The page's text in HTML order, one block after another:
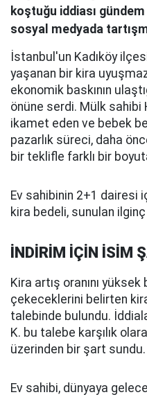
koştuğu iddiası
sosyal medyada
İstanbul'un Kadıköy
yaşanan bir kira
ekonomik baskının
önüne serdi. Mülk sahibi
ikamet eden ve bebek
pazarlık süreci, daha
bir teklifle farklı bir
Ev sahibinin 2+1 dairesi
kira bedeli, sunulan
İNDİRİM İÇİN İSİM
Kira artış oranını
çekeceklerini belirten
talebinde bulundu.
K. bu talebe karşılık
üzerinden bir şart sundu.
Ev sahibi, dünyaya